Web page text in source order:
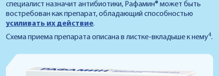
специалист назначит антибиотики, Рафамин® может быть
востребован как препарат, обладающий способностью
усиливать их действие.
Схема приема препарата описана в листке-вкладыше к нему4.